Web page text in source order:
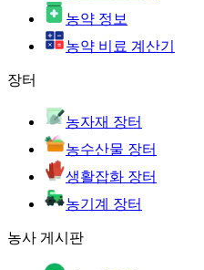
농약 정보
농약 비료 계산기
장터
농자재 장터
농수산물 장터
생활잡화 장터
농기계 장터
농사 게시판